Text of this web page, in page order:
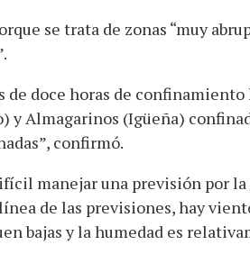
se trata de zonas “muy
de doce horas de
y Almagarinos (Igüeña)
confirmó.
manejar una previsión por
de las previsiones, hay
bajas y la humedad es